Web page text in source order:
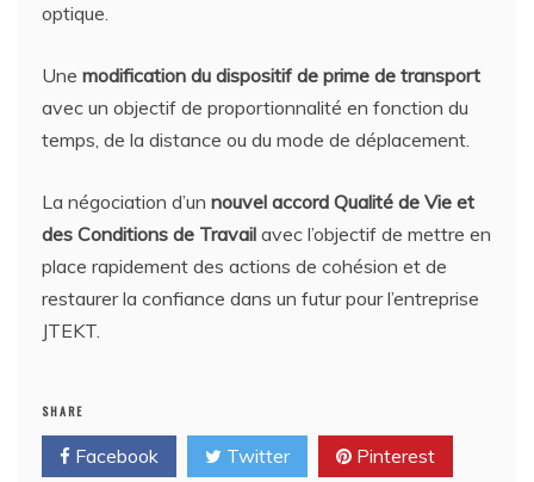
optique.
Une modification du dispositif de prime de transport
avec un objectif de proportionnalité en fonction du
temps, de la distance ou du mode de déplacement.
La négociation d’un nouvel accord Qualité de Vie et
des Conditions de Travail avec l’objectif de mettre en
place rapidement des actions de cohésion et de
restaurer la confiance dans un futur pour l’entreprise
JTEKT.
SHARE
Facebook Twitter Pinterest